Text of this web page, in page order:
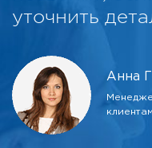
уточнить
Анна